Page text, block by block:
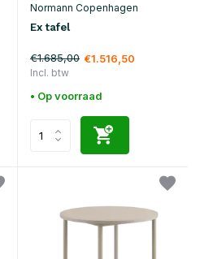
Normann Copenhagen
Ex tafel
€1.685,00 €1.516,50
Incl. btw
• Op voorraad